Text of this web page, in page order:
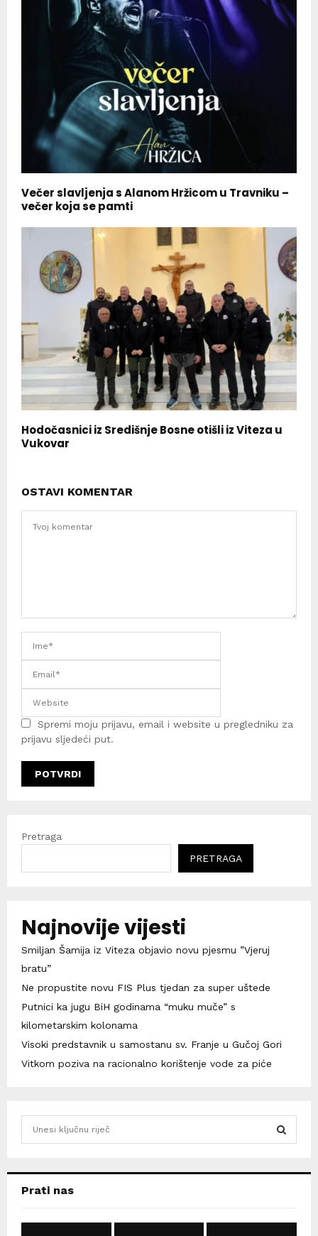
Večer slavljenja s Alanom Hržicom u Travniku –
večer koja se pamti
Hodočasnici iz Središnje Bosne otišli iz Viteza u
Vukovar
OSTAVI KOMENTAR
Spremi moju prijavu, email i website u pregledniku za
prijavu sljedeći put.
Pretraga
PRETRAGA
Najnovije vijesti
Smiljan Šamija iz Viteza objavio novu pjesmu ”Vjeruj
bratu”
Ne propustite novu FIS Plus tjedan za super uštede
Putnici ka jugu BiH godinama “muku muče” s
kilometarskim kolonama
Visoki predstavnik u samostanu sv. Franje u Gučoj Gori
Vitkom poziva na racionalno korištenje vode za piće
hPrati nas